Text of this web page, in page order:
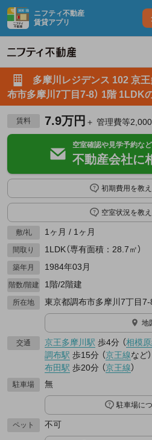
ニフティ不動産
賃貸アプリ
多摩川レジデンス 102 京王
布市多摩川7丁目7-8） 1階 1LDK
賃料 7.9万円 ＋ 管理費等
空室確認や見学予約など
不動産会社に
初期費用を教
空室状況を教
敷/礼 1ヶ月 / 1ヶ月
間取り 1LDK（専有面積：28.7㎡）
築年月 1984年03月
階数/階建 1階/2階建
所在地 東京都調布市多摩川7丁目7-
地
交通 京王多摩川駅 歩4分 （相模
調布駅 歩15分 （京王線など）
布田駅 歩20分 （京王線）
駐車場 無
駐車場に
ペット 不可